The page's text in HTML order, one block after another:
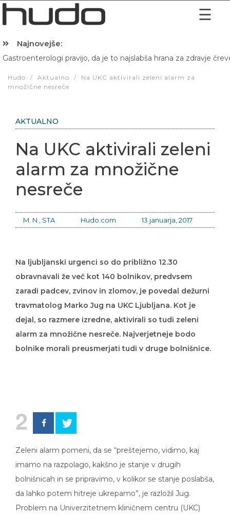
Najnovejše:
Gastroenterologi pravijo, da je to najslabša hrana za zdravje
Hudo / Aktualno /
Na UKC aktivirali zeleni alarm za
množične nesreče
AKTUALNO
Na UKC aktivirali zeleni
alarm za množične
nesreče
M. N., STA Hudo.com 13 januarja, 2017
Na ljubljanski urgenci so do približno 12.30
obravnavali že več kot 140 bolnikov, predvsem
zaradi padcev, zvinov in zlomov, je povedal dežurni
travmatolog Marko Jug na UKC Ljubljana. Kot je
dejal, so razmere izredne, aktivirali so tudi zeleni
alarm za množične nesreče. Najverjetneje bodo
bolnike morali preusmerjati tudi v druge bolnišnice.
2
Zeleni alarm pomeni, da se “preštejemo, vidimo, kaj
imamo na razpolago, kakšno je stanje v drugih
bolnišnicah in se pripravimo, v kolikor se stanje poslabša,
da lahko potem hitreje ukrepamo”, je razložil Jug.
Problem na Univerzitetnem kliničnem centru (UKC)